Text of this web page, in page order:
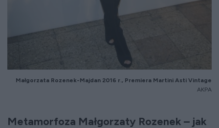
Małgorzata Rozenek-Majdan 2016 r., Premiera Martini Asti Vintage
AKPA
Metamorfoza Małgorzaty Rozenek – jak